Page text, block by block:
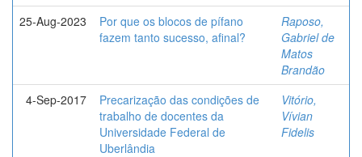
25-Aug-2023
Por que os blocos de pífano
fazem tanto sucesso, afinal?
Raposo,
Gabriel de
Matos
Brandão
4-Sep-2017
Precarização das condições de
trabalho de docentes da
Universidade Federal de
Uberlândia
Vitório,
Vívian
Fidelis